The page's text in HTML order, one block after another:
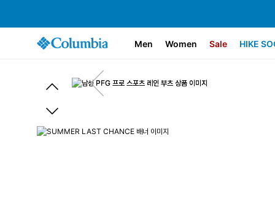
Men Women Sale HIKE